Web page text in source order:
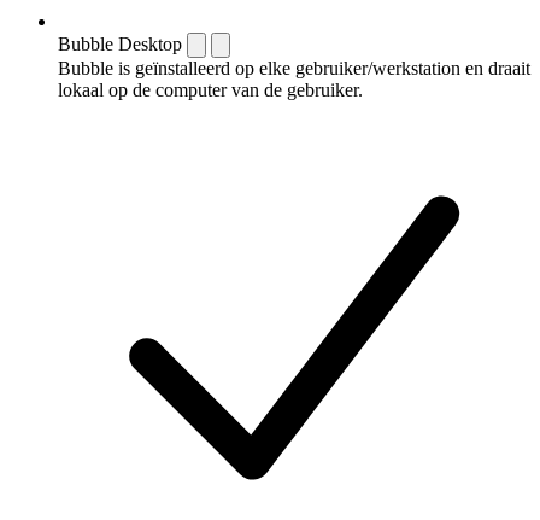
Bubble Desktop
Bubble is geïnstalleerd op elke gebruiker/werkstation en draait
lokaal op de computer van de gebruiker.